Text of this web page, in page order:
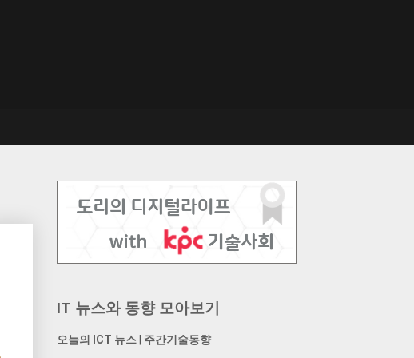
IT 뉴스와 동향 모아보기
오늘의 ICT 뉴스 주간기술동향